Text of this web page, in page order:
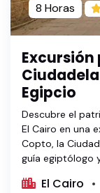
8 Horas
Egipcio
Descubre el
El Cairo en una
Copto, la
guía egiptólogo
El Cairo